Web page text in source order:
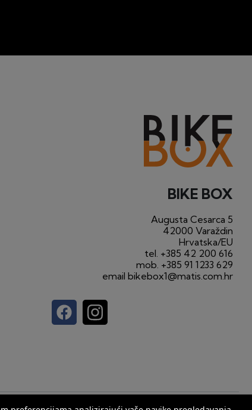
BIKE BOX
Augusta Cesarca 5
42000 Varaždin
Hrvatska/EU
tel. +385 42 200 616
mob. +385 91 1233 629
email bikebox1@matis.com.hr
web bySeus